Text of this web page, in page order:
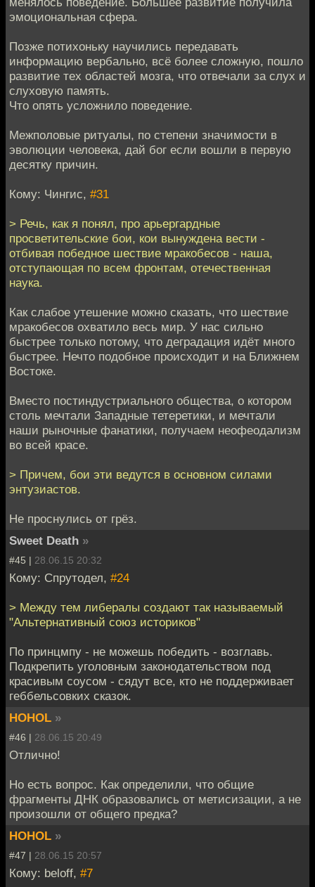
эмоциональная сфера.
Позже потихоньку научились передавать
информацию вербально, всё более сложную, пошло
развитие тех областей мозга, что отвечали за слух и
слуховую память.
Что опять усложнило поведение.
Межполовые ритуалы, по степени значимости в
эволюции человека, дай бог если вошли в первую
десятку причин.
Кому: Чингиc, #31
> Речь, как я понял, про арьергардные
просветительские бои, кои вынуждена вести -
отбивая победное шествие мракобесов - наша,
отступающая по всем фронтам, отечественная
наука.
Как слабое утешение можно сказать, что шествие
мракобесов охватило весь мир. У нас сильно
быстрее только потому, что деградация идёт много
быстрее. Нечто подобное происходит и на Ближнем
Востоке.
Вместо постиндустриального общества, о котором
столь мечтали Западные тетеретики, и мечтали
наши рыночные фанатики, получаем неофеодализм
во всей красе.
> Причем, бои эти ведутся в основном силами
энтузиастов.
Не проснулись от грёз.
Sweet Death »
#45 | 28.06.15 20:32
Кому: Спрутодел, #24
> Между тем либералы создают так называемый
"Альтернативный союз историков"
По принцмпу - не можешь победить - возглавь.
Подкрепить уголовным законодательством под
красивым соусом - сядут все, кто не поддерживает
геббельсовких сказок.
HOHOL »
#46 | 28.06.15 20:49
Отлично!
Но есть вопрос. Как определили, что общие
фрагменты ДНК образовались от метисизации, а не
произошли от общего предка?
HOHOL »
#47 | 28.06.15 20:57
Кому: beloff, #7